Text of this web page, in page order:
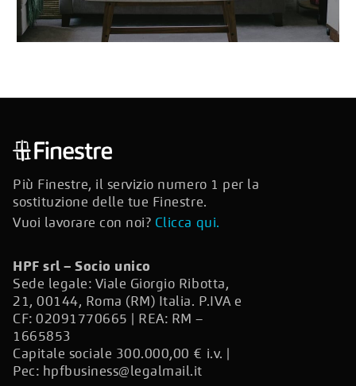
Più Finestre, il servizio numero 1 per la
sostituzione delle tue Finestre.
Vuoi lavorare con noi? Clicca qui.
HPF srl – Socio unico
Sede legale: Viale Giorgio Ribotta,
21, 00144, Roma (RM) Italia. P.IVA e
CF: 02091770665 | REA: RM –
1665853
Capitale sociale 300.000,00 € i.v. |
Pec: hpfbusiness@legalmail.it